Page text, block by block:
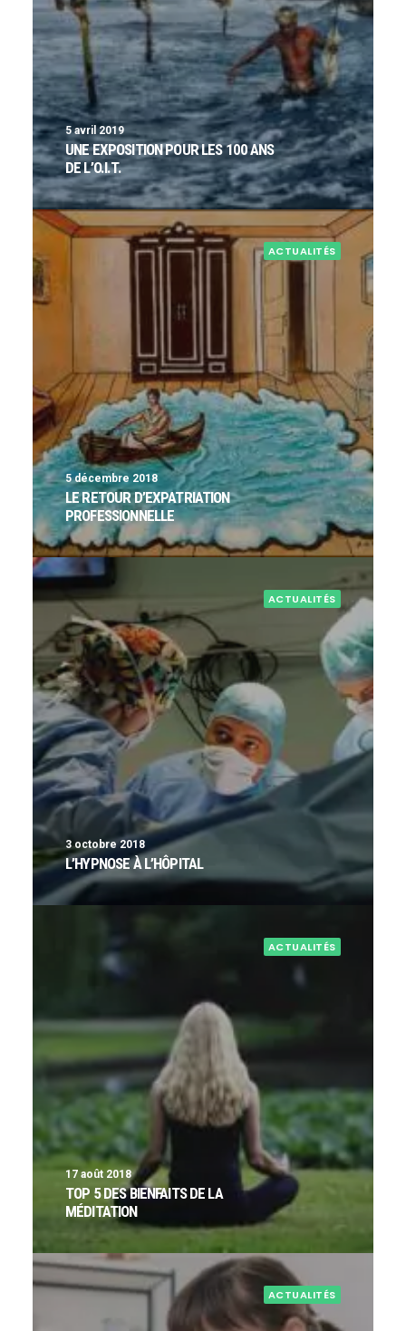
5 avril 2019
UNE EXPOSITION POUR LES 100 ANS
DE L’O.I.T.
ACTUALITÉS
5 décembre 2018
LE RETOUR D’EXPATRIATION
PROFESSIONNELLE
ACTUALITÉS
3 octobre 2018
L’HYPNOSE À L’HÔPITAL
ACTUALITÉS
17 août 2018
TOP 5 DES BIENFAITS DE LA
MÉDITATION
ACTUALITÉS